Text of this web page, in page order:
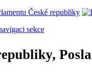
sekce